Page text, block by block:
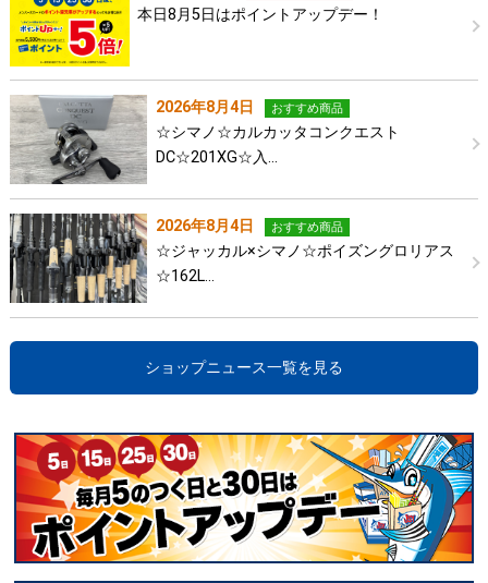
本日8月5日はポイントアップデー！
2026年8月4日 おすすめ商品
☆シマノ☆カルカッタコンクエスト
DC☆201XG☆入…
2026年8月4日 おすすめ商品
☆ジャッカル×シマノ☆ポイズングロリアス
☆162L…
ショップニュース一覧を見る